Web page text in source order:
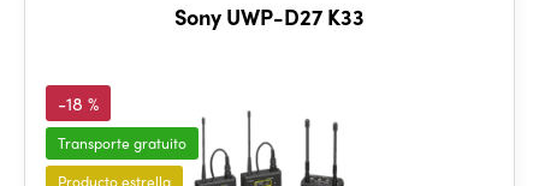
Sony UWP-D27 K33
-18 %
Transporte gratuito
Producto estrella